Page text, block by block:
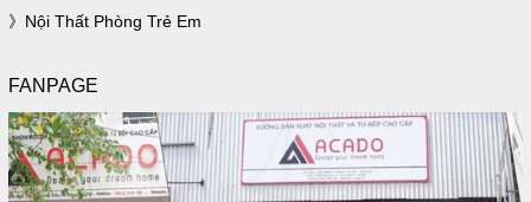
Nội Thất Phòng Trẻ Em
FANPAGE